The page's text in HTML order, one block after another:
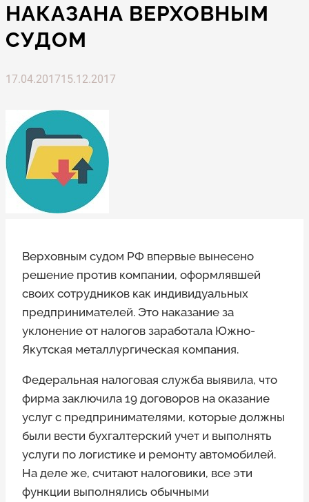
НАКАЗАНА ВЕРХОВНЫМ
СУДОМ
17.04.201715.12.2017
Верховным судом РФ впервые вынесено
решение против компании, оформлявшей
своих сотрудников как индивидуальных
предпринимателей. Это наказание за
уклонение от налогов заработала Южно-
Якутская металлургическая компания.
Федеральная налоговая служба выявила, что
фирма заключила 19 договоров на оказание
услуг с предпринимателями, которые должны
были вести бухгалтерский учет и выполнять
услуги по логистике и ремонту автомобилей.
На деле же, считают налоговики, все эти
функции выполнялись обычными